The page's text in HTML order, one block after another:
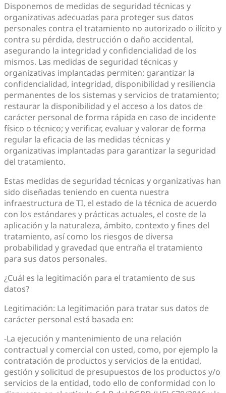
Disponemos de medidas de seguridad técnicas y
organizativas adecuadas para proteger sus datos
personales contra el tratamiento no autorizado o ilícito y
contra su pérdida, destrucción o daño accidental,
asegurando la integridad y confidencialidad de los
mismos. Las medidas de seguridad técnicas y
organizativas implantadas permiten: garantizar la
confidencialidad, integridad, disponibilidad y resiliencia
permanentes de los sistemas y servicios de tratamiento;
restaurar la disponibilidad y el acceso a los datos de
carácter personal de forma rápida en caso de incidente
físico o técnico; y verificar, evaluar y valorar de forma
regular la eficacia de las medidas técnicas y
organizativas implantadas para garantizar la seguridad
del tratamiento.
Estas medidas de seguridad técnicas y organizativas han
sido diseñadas teniendo en cuenta nuestra
infraestructura de TI, el estado de la técnica de acuerdo
con los estándares y prácticas actuales, el coste de la
aplicación y la naturaleza, ámbito, contexto y fines del
tratamiento, así como los riesgos de diversa
probabilidad y gravedad que entraña el tratamiento
para sus datos personales.
¿Cuál es la legitimación para el tratamiento de sus
datos?
Legitimación: La legitimación para tratar sus datos de
carácter personal está basada en:
-La ejecución y mantenimiento de una relación
contractual y comercial con usted, como, por ejemplo la
contratación de productos y servicios de la entidad,
gestión y solicitud de presupuestos de los productos y/o
servicios de la entidad, todo ello de conformidad con lo